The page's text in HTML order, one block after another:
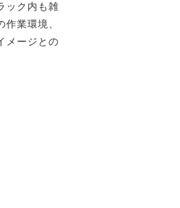
ック内も雑
業環境、
メージとの